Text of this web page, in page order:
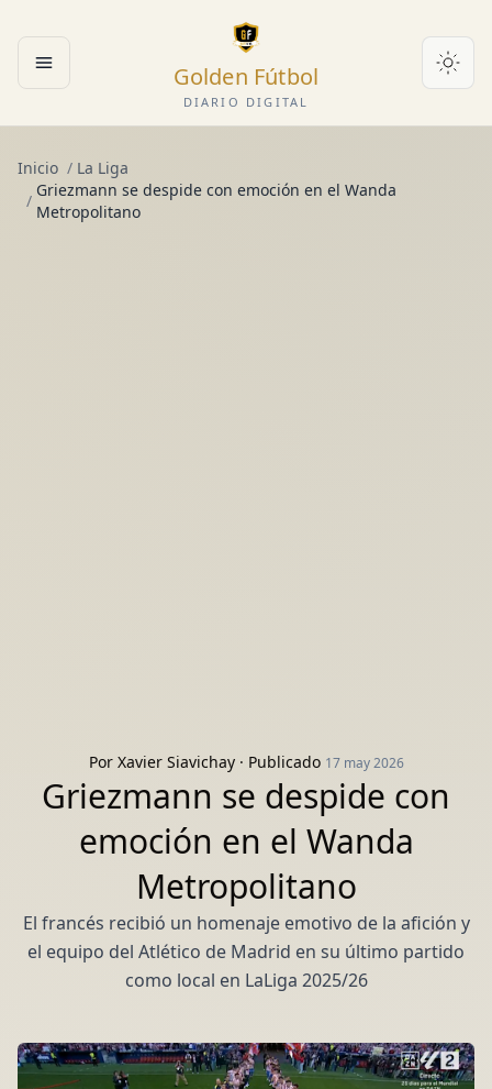
Abrir menú Golden Fútbol
DIARIO DIGITAL
Inicio / La Liga
/
Griezmann se despide con emoción en el Wanda
Metropolitano
Por Xavier Siavichay· Publicado 17 may 2026
Griezmann se despide con
emoción en el Wanda
Metropolitano
El francés recibió un homenaje emotivo de la afición y
el equipo del Atlético de Madrid en su último partido
como local en LaLiga 2025/26